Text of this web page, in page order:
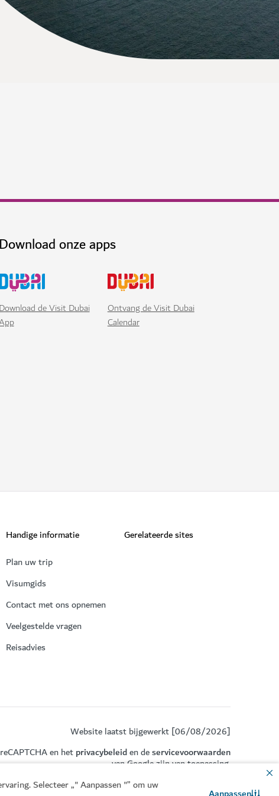
Selecteer „" Aanpassen "” om uw
Download onze apps
de Visit Dubai
Ontvang de Visit Dubai
Calendar
Handige informatie
Plan uw trip
Visumgids
Contact met ons opnemen
Veelgestelde vragen
Reisadvies
Gerelateerde sites
Website laatst bijgewerkt [06/08/2026]
en hetprivacybeleiden deservicevoorwaarden
van Google zijn van toepassing.